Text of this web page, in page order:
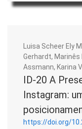
Luisa Scheer Ely
Gerhardt, Marinês
Assmann, Karina
ID-20 A
Instagram:
https://doi.org/